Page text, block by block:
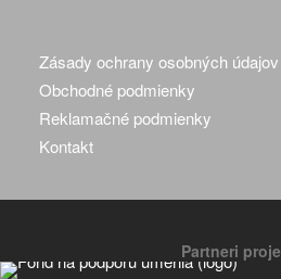
Zásady ochrany osobných údajov
Obchodné podmienky
Reklamačné podmienky
Kontakt
Partneri